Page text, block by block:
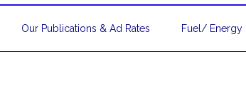
Our Publications & Ad Rates Fuel/ Energy